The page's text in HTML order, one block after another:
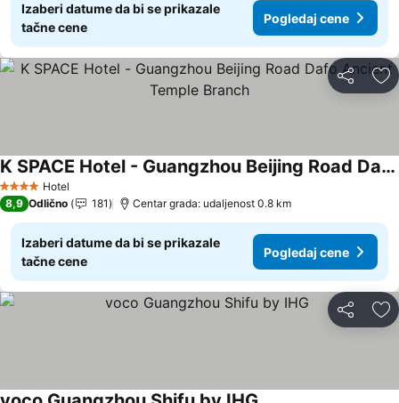
Izaberi datume da bi se prikazale
tačne cene
Pogledaj cene
Deli
4 ZvezdiceHotel
K SPACE Hotel - Guangzhou Beijing Road Dafo Ancient Temple Branch
Pogledaj cene
8,9 Odlično 181 Centar grada: udaljenost 0.8 km
Izaberi datume da bi se prikazale
tačne cene
Pogledaj cene
Deli